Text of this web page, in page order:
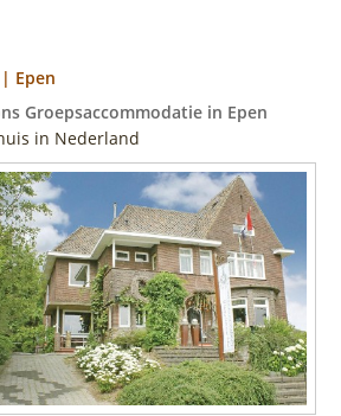
Epen
Groepsaccommodatie in Epen
in Nederland